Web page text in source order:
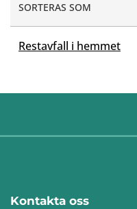
SORTERAS SOM
Restavfall i hemmet
Kontakta oss